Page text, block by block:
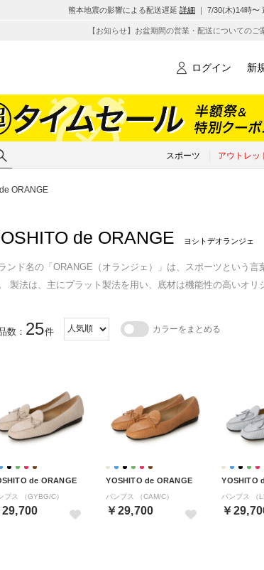
熊本地震の影響による配送遅延 詳細 ｜ 7/30(木)14時〜
【お知らせ】お盆期間の営業・配送についてのご
ログイン 新
スポーツ アウトレッ
ORANGE
de ORANGE ヨシトデオランジェ
ンド名の「ORANGE（オランジェ）」は、スポーツという
製法は、主にプラット製法を用い、底材は機能性の高いオリ
数： 25件 カラーをまとめる
de ORANGE
プス （GYBG/C）
29,700
YOSHITO de ORANGE
パンプス （CAM/C）
￥29,700
YOSHITO
パンプス （
￥